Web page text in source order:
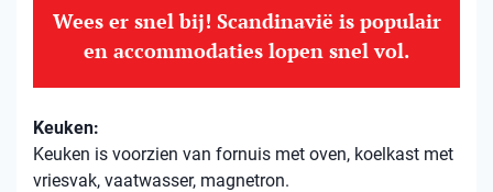
Wees er snel bij! Scandinavië is populair
en accommodaties lopen snel vol.
Keuken:
Keuken is voorzien van fornuis met oven, koelkast met
vriesvak, vaatwasser, magnetron.